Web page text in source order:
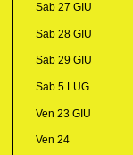
Sab 27 GIU
Sab 28 GIU
Sab 29 GIU
Sab 5 LUG
Ven 23 GIU
Ven 24